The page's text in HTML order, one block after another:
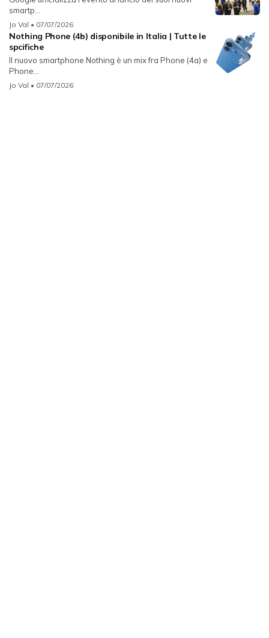
smartp...
Jo Val • 07/07/2026
Nothing Phone (4b) disponibile in Italia | Tutte le
spcifiche
Il nuovo smartphone Nothing è un mix fra Phone (4a) e
Phone...
Jo Val • 07/07/2026